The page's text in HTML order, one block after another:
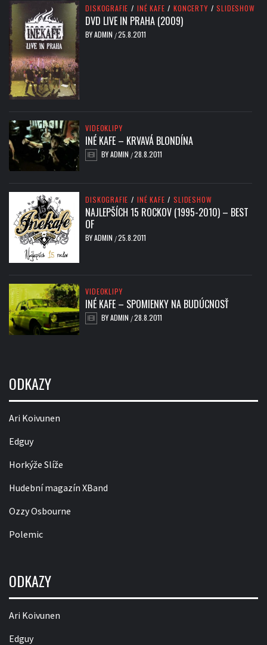
DISKOGRAFIE / INÉ KAFE / KONCERTY / SLIDESHOW
DVD LIVE IN PRAHA (2009)
BYADMIN /25.8.2011
VIDEOKLIPY
INÉ KAFE – KRVAVÁ BLONDÍNA
BYADMIN /28.8.2011
DISKOGRAFIE / INÉ KAFE / SLIDESHOW
NAJLEPŠÍCH 15 ROCKOV (1995-2010) – BEST
OF
BYADMIN /25.8.2011
VIDEOKLIPY
INÉ KAFE – SPOMIENKY NA BUDÚCNOSŤ
BYADMIN /28.8.2011
ODKAZY
Ari Koivunen
Edguy
Horkýže Slíže
Hudební magazín XBand
Ozzy Osbourne
Polemic
ODKAZY
Ari Koivunen
Edguy